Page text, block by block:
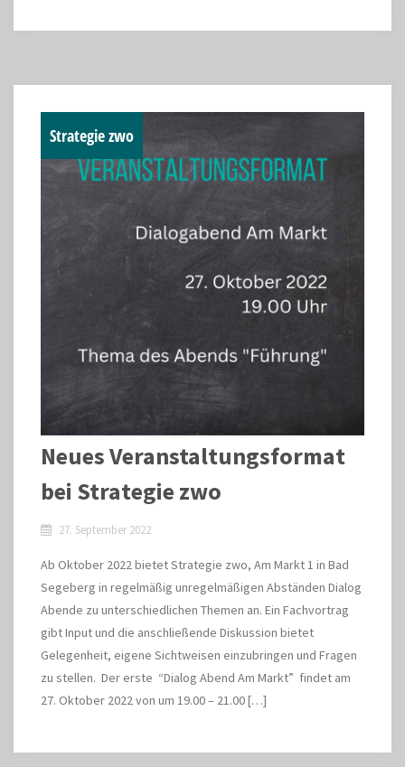
Strategie zwo
Neues Veranstaltungsformat
bei Strategie zwo
27. September 2022
Ab Oktober 2022 bietet Strategie zwo, Am Markt 1 in Bad
Segeberg in regelmäßig unregelmäßigen Abständen Dialog
Abende zu unterschiedlichen Themen an. Ein Fachvortrag
gibt Input und die anschließende Diskussion bietet
Gelegenheit, eigene Sichtweisen einzubringen und Fragen
zu stellen. Der erste “Dialog Abend Am Markt” findet am
27. Oktober 2022 von um 19.00 – 21.00 […]